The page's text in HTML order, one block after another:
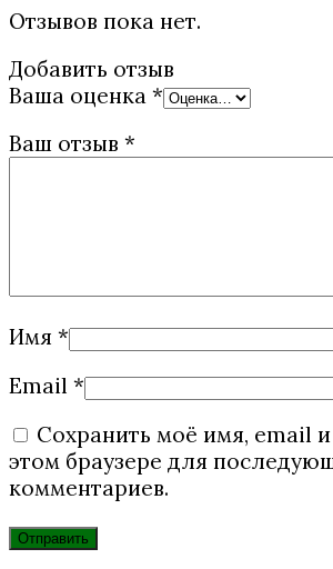
Отзывов пока нет.
Добавить отзыв
Ваша оценка *
Ваш отзыв *
Имя *
Email *
Сохранить моё имя, email и
этом браузере для
комментариев.